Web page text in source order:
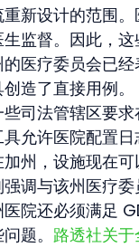
新设计的范围
监督。因此，
医疗委员会已
造了直接用例。
司法管辖区要
允许医院配置
州，设施现在
调与该州医疗
院还必须满足
题。 路透社关